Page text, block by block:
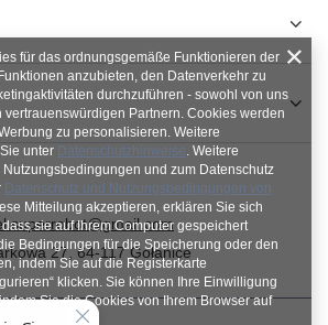
27,64-117Gołanice
für das ordnungsgemäße Funktionieren der
anzubieten, den Datenverkehr zu
durchzuführen - sowohl von uns
vertrauenswürdigen Partnern. Cookies werden
zu personalisieren. Weitere
unter Datenschutzhinweise. Weitere
Nutzungsbedingungen und zum Datenschutz
Datenschutz und Nutzungsbedingungen von
Mitteilung akzeptieren, erklären Sie sich
dass sie auf Ihrem Computer gespeichert
Bedingungen für die Speicherung oder den
indem Sie auf die Registerkarte
klicken. Sie können Ihre Einwilligung
Sie die Cookies von Ihrem Browser auf
löschen.